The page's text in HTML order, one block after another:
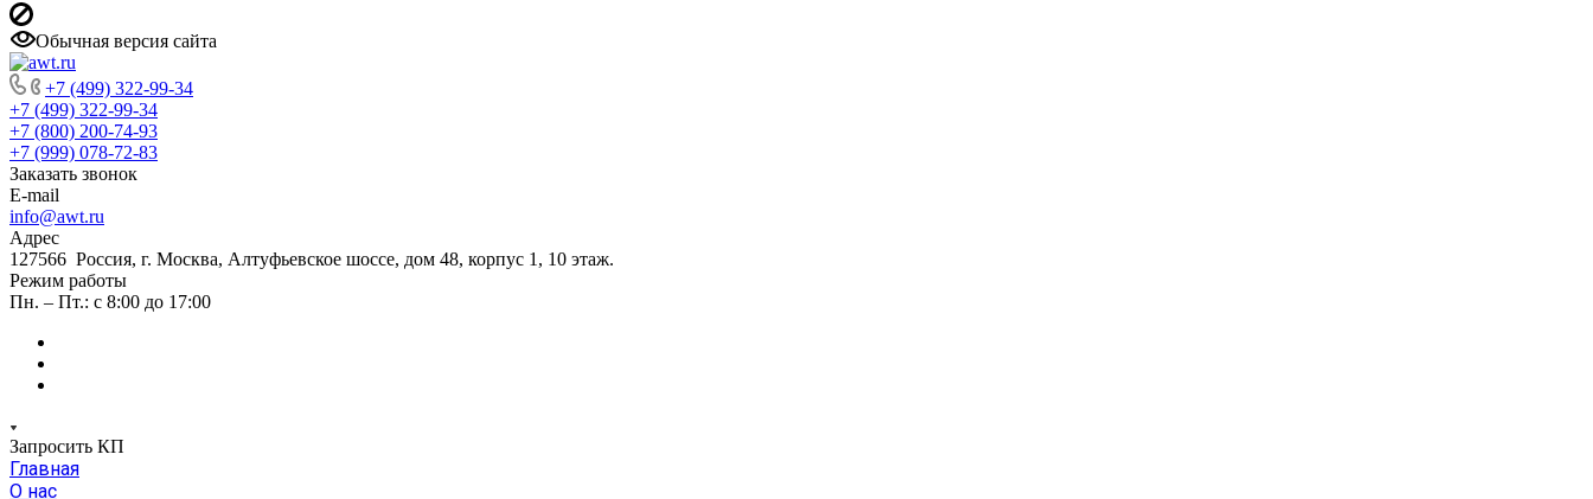
Обычная версия сайта
+7 (499) 322-99-34
+7 (499) 322-99-34
+7 (800) 200-74-93
+7 (999) 078-72-83
Заказать звонок
E-mail
info@awt.ru
Адрес
127566 Россия, г. Москва, Алтуфьевское шоссе, дом 48, корпус 1, 10 этаж.
Режим работы
Пн. – Пт.: с 8:00 до 17:00
Запросить КП
Главная
О нас